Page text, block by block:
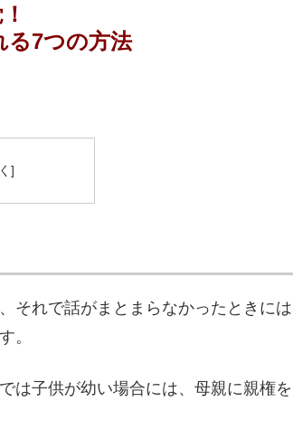
る7つの方法
それで話がまとまらなかったときには
。
は子供が幼い場合には、母親に親権を